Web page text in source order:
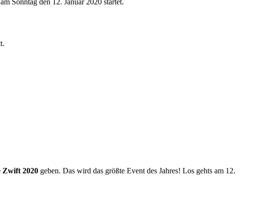
Zwift 2020 geben. Das wird das größte Event des Jahres! Los gehts am 12.